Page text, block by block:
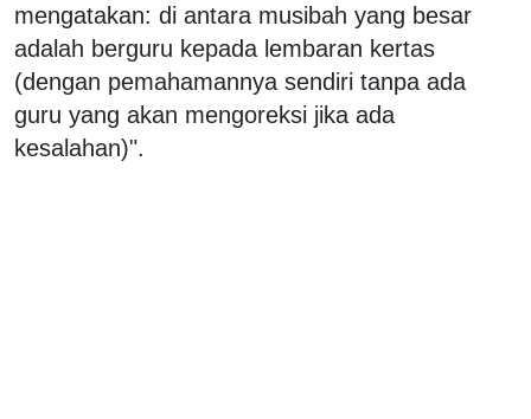
mengatakan: di antara musibah yang besar
adalah berguru kepada lembaran kertas
(dengan pemahamannya sendiri tanpa ada
guru yang akan mengoreksi jika ada
kesalahan)".